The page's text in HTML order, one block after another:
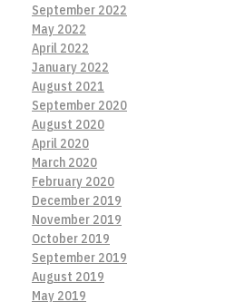
September 2022
May 2022
April 2022
January 2022
August 2021
September 2020
August 2020
April 2020
March 2020
February 2020
December 2019
November 2019
October 2019
September 2019
August 2019
May 2019